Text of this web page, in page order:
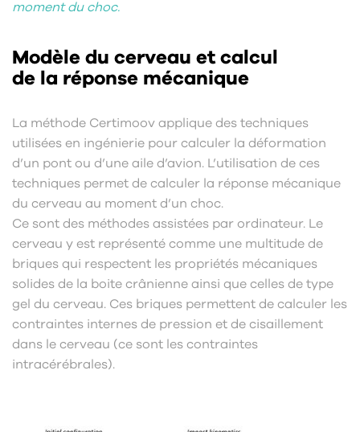
Modèle du cerveau et calcul
de la réponse mécanique
La méthode Certimoov applique des techniques
utilisées en ingénierie pour calculer la déformation
d’un pont ou d’une aile d’avion. L’utilisation de ces
techniques permet de calculer la réponse mécanique
du cerveau au moment d’un choc.
Ce sont des méthodes assistées par ordinateur. Le
cerveau y est représenté comme une multitude de
briques qui respectent les propriétés mécaniques
solides de la boite crânienne ainsi que celles de type
gel du cerveau. Ces briques permettent de calculer les
contraintes internes de pression et de cisaillement
dans le cerveau (ce sont les contraintes
intracérébrales).
moment du choc.